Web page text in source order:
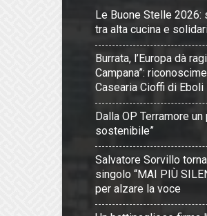
Le Buone Stelle
tra alta cucina e
Burrata, l’Europa dà
Campana”:
Casearia Cioffi di Eboli
Dalla OP Terramore
sostenibile”
Salvatore Sorvillo
singolo “MAI PIÙ
per alzare la voce